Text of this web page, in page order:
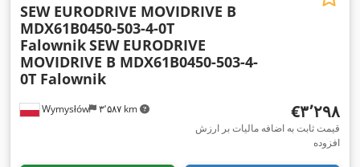
Wymysłów ۳٬۵۸۷ km
SEW EURODRIVE MOVIDRIVE B
MDX61B0450-503-4-0T
FalownikSEW EURODRIVE
MOVIDRIVE B MDX61B0450-503-4-
0T Falownik
‎€۳٬۲۹۸
قیمت ثابت به اضافه مالیات بر ارزش
افزوده